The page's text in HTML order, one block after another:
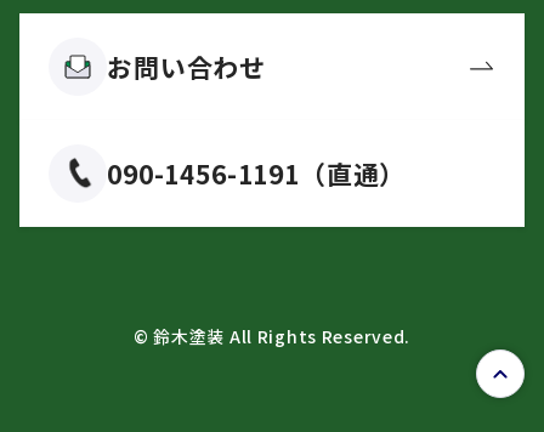
お問い合わせ
090-1456-1191（直通）
トッ
© 鈴木塗装 All Rights Reserved.